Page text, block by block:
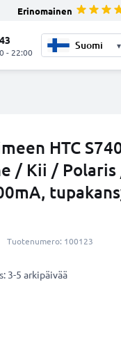
Erinomainen
- 22:00
▾
HTC
/ Kii / Polaris
Tuotenumero: 100123
3-5 arkipäivää